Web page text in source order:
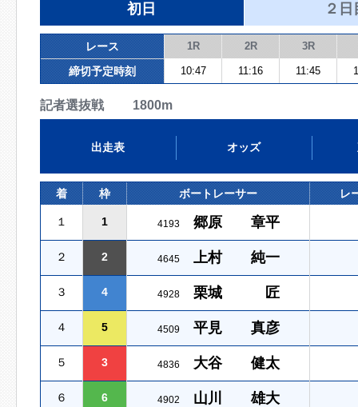
初日 ２日
レース 1R 2R 3R
締切予定時刻 10:47 11:16 11:45
記者選抜戦 1800m
出走表 オッズ
着 枠 ボートレーサー レ
１ 1 4193 郷原 章平
２ 2 4645 上村 純一
３ 4 4928 栗城 匠
４ 5 4509 平見 真彦
５ 3 4836 大谷 健太
６ 6 4902 山川 雄大